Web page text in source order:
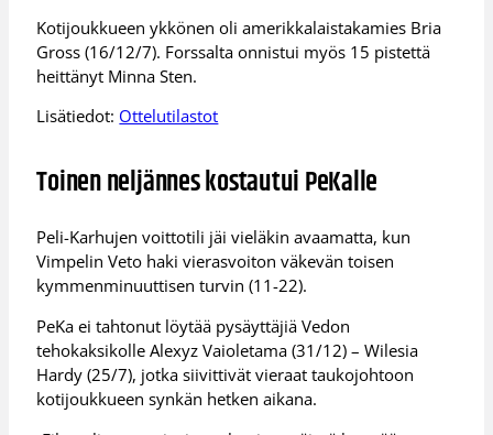
Kotijoukkueen ykkönen oli amerikkalaistakamies Bria
Gross (16/12/7). Forssalta onnistui myös 15 pistettä
heittänyt Minna Sten.
Lisätiedot: Ottelutilastot
Toinen neljännes kostautui PeKalle
Peli-Karhujen voittotili jäi vieläkin avaamatta, kun
Vimpelin Veto haki vierasvoiton väkevän toisen
kymmenminuuttisen turvin (11-22).
PeKa ei tahtonut löytää pysäyttäjiä Vedon
tehokaksikolle Alexyz Vaioletama (31/12) – Wilesia
Hardy (25/7), jotka siivittivät vieraat taukojohtoon
kotijoukkueen synkän hetken aikana.